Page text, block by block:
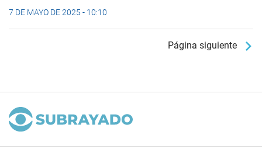
7 DE MAYO DE 2025 - 10:10
Página siguiente